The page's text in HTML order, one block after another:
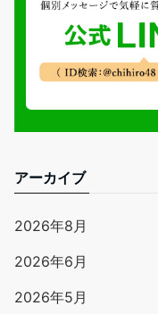
アーカイブ
2026年8月
2026年6月
2026年5月